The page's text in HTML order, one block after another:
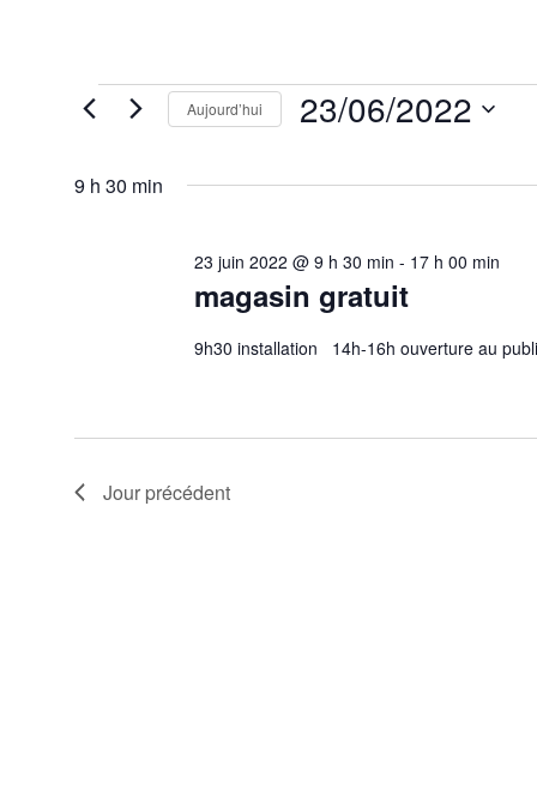
Évènements
for
2022
Aujourd’hui 23/06/2022
date.
9 h 30 min
magasin gratuit
23 juin 2022 @ 9 h 30 min - 17 h 00 min
9h30 installation 14h-16h ouverture au
Jour précédent